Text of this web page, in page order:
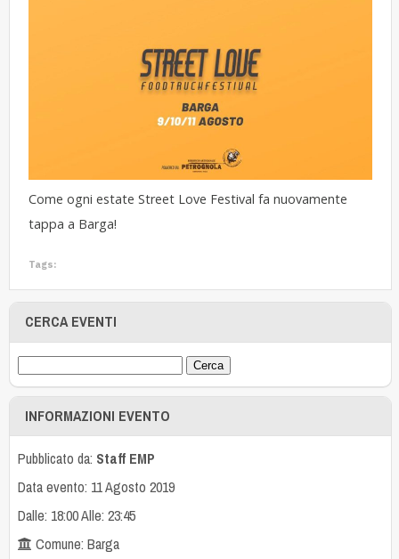
Come ogni estate Street Love Festival fa nuovamente
tappa a Barga!
Tags:
CERCA EVENTI
INFORMAZIONI EVENTO
Pubblicato da: Staff EMP
Data evento: 11 Agosto 2019
Dalle: 18:00 Alle: 23:45
Comune: Barga